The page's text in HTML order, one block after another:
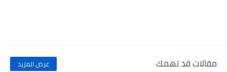
مقالات قد تهمك عرض المزيد